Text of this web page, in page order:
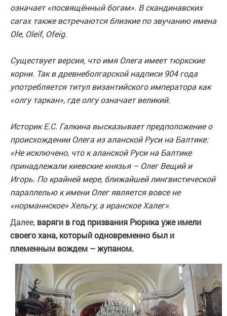
означает «посвящённый богам». В скандинавских
сагах также встречаются близкие по звучанию имена
Ole, Oleif, Ofeig.
Существует версия, что имя Олега имеет тюркские
корни. Так в древнеболгарской надписи 904 года
употребляется титул византийского императора как
«олгу таркан», где олгу означает великий.
Историк Е.С. Галкина высказывает предположение о
происхождении Олега из аланской Руси на Балтике:
«Не исключено, что к аланской Руси на Балтике
принадлежали киевские князья – Олег Вещий и
Игорь. По крайней мере, ближайшей лингвистической
параллелью к имени Олег является вовсе не
«норманнское» Хельгу, а иранское Халег».
Далее, варяги в год призвания Рюрика уже имели
своего хана, который одновременнобыл и
племенным вождем – жупаном.